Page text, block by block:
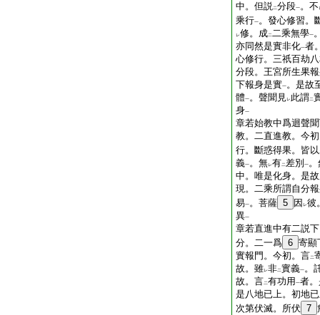
中。但説二分段一。不
乘行一。發心修習。
レ修。成二二乘無學一
亦同然是實非化一者
心修行。三祇百劫
分段。王宮所生果
下報身是實一。是故
體一。聲聞見レ此謂二
身一
章若始教中爲迴聲
教。二直進教。今
行。斷惑得果。皆以
義一。無レ有二差別 一
中。唯是化身。是
現。二乘所謂自分
易一。菩薩 5 因 レ彼
異一
章若直進中有二説
分。二一爲 6 寄顯
實報門。今初。言二
故。雖レ非二實義一。
故。言二有功用 一者
是八地已上。初地
次第伏滅。所伏 7